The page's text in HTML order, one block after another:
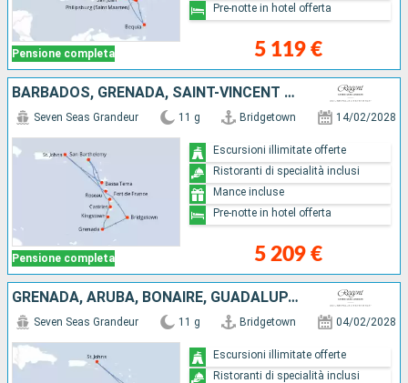
Pensione completa 5 119 €
Pre-notte in hotel offerta
BARBADOS, GRENADA, SAINT-VINCENT E LE GRENADINE, SANTA LUCIA, MARTINICA, FRANCIA, GUADALUPA, STATI UNITI, DOMINICA
Pensione completa
Seven Seas Grandeur 11 g Bridgetown 14/02/2028
5 209 €
Escursioni illimitate offerte
Ristoranti di specialità inclusi
Mance incluse
Pre-notte in hotel offerta
GRENADA, ARUBA, BONAIRE, GUADALUPA, STATI UNITI, DOMINICA, BARBADOS
Seven Seas Grandeur 11 g Bridgetown 04/02/2028
Escursioni illimitate offerte
Ristoranti di specialità inclusi